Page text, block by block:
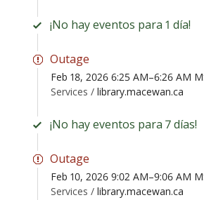
¡No hay eventos para 1 día!
Outage
Feb 18, 2026 6:25 AM–6:26 AM
Services / library.macewan.ca
¡No hay eventos para 7 días!
Outage
Feb 10, 2026 9:02 AM–9:06 AM
Services / library.macewan.ca